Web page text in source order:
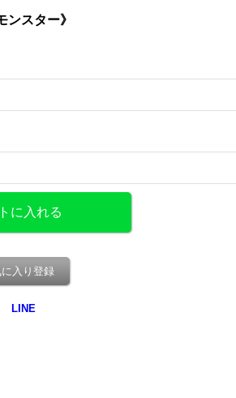
スター》
入り登録